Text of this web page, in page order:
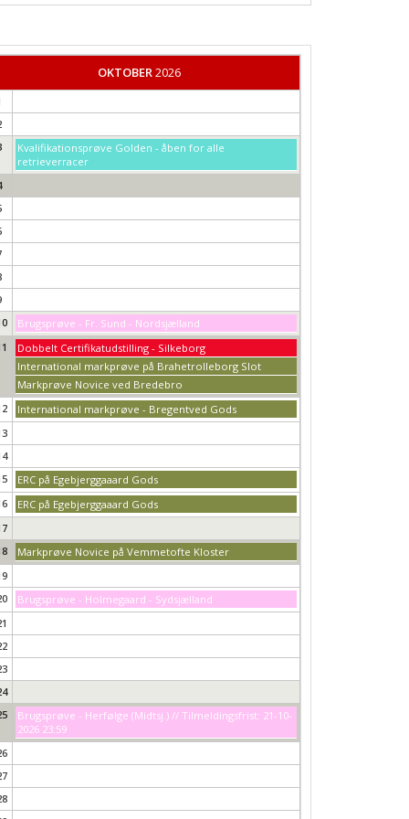
OKTOBER2026
Kvalifikationsprøve Golden - åben for alle
retrieverracer
Brugsprøve - Fr. Sund - Nordsjælland
Dobbelt Certifikatudstilling - Silkeborg
International markprøve på Brahetrolleborg Slot
Markprøve Novice ved Bredebro
International markprøve - Bregentved Gods
ERC på Egebjerggaaard Gods
ERC på Egebjerggaaard Gods
Markprøve Novice på Vemmetofte Kloster
Brugsprøve - Holmegaard - Sydsjælland
Brugsprøve - Herfølge (Midtsj.) // Tilmeldingsfrist: 21-10-
2026 23:59